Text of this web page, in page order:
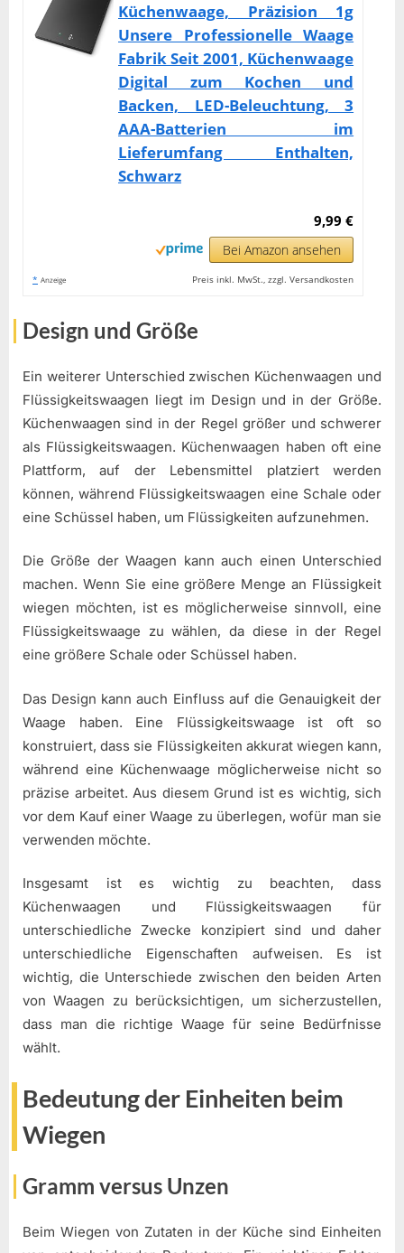
Küchenwaage, Präzision 1g
Unsere Professionelle Waage
Fabrik Seit 2001, Küchenwaage
Digital zum Kochen und
Backen, LED-Beleuchtung, 3
AAA-Batterien im
Lieferumfang Enthalten,
Schwarz
9,99 €
Bei Amazon ansehen
* Anzeige Preis inkl. MwSt., zzgl. Versandkosten
Design und Größe
Ein weiterer Unterschied zwischen Küchenwaagen und
Flüssigkeitswaagen liegt im Design und in der Größe.
Küchenwaagen sind in der Regel größer und schwerer
als Flüssigkeitswaagen. Küchenwaagen haben oft eine
Plattform, auf der Lebensmittel platziert werden
können, während Flüssigkeitswaagen eine Schale oder
eine Schüssel haben, um Flüssigkeiten aufzunehmen.
Die Größe der Waagen kann auch einen Unterschied
machen. Wenn Sie eine größere Menge an Flüssigkeit
wiegen möchten, ist es möglicherweise sinnvoll, eine
Flüssigkeitswaage zu wählen, da diese in der Regel
eine größere Schale oder Schüssel haben.
Das Design kann auch Einfluss auf die Genauigkeit der
Waage haben. Eine Flüssigkeitswaage ist oft so
konstruiert, dass sie Flüssigkeiten akkurat wiegen kann,
während eine Küchenwaage möglicherweise nicht so
präzise arbeitet. Aus diesem Grund ist es wichtig, sich
vor dem Kauf einer Waage zu überlegen, wofür man sie
verwenden möchte.
Insgesamt ist es wichtig zu beachten, dass
Küchenwaagen und Flüssigkeitswaagen für
unterschiedliche Zwecke konzipiert sind und daher
unterschiedliche Eigenschaften aufweisen. Es ist
wichtig, die Unterschiede zwischen den beiden Arten
von Waagen zu berücksichtigen, um sicherzustellen,
dass man die richtige Waage für seine Bedürfnisse
wählt.
Bedeutung der Einheiten beim
Wiegen
Gramm versus Unzen
Beim Wiegen von Zutaten in der Küche sind Einheiten